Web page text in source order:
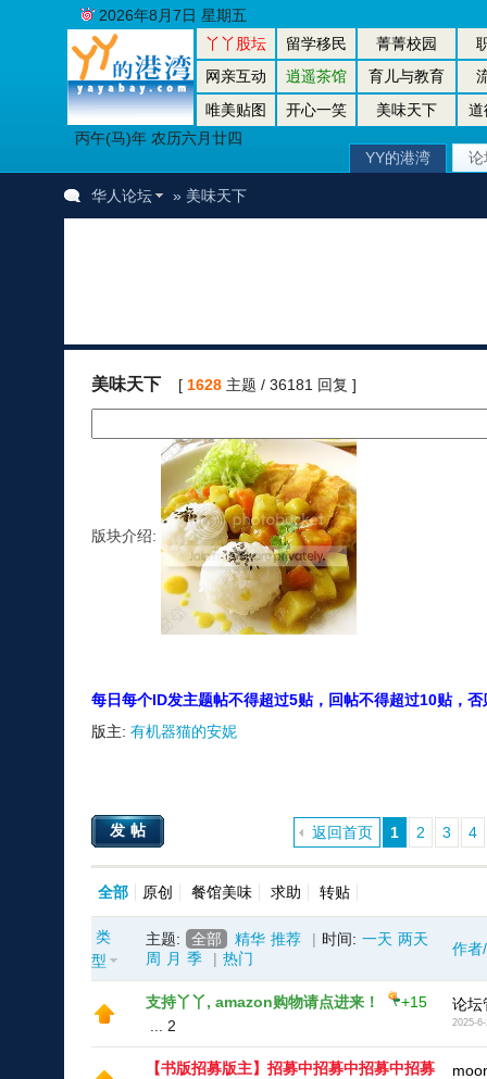
丫丫股坛 留学移民 菁菁校园
网亲互动
逍遥茶馆 育儿与教育
唯美贴图
开心一笑 美味天下
道
丙午(马)年 农历六月廿四
2026年8月7日 星期五
YY的港湾 论
华人论坛 » 美味天下
美味天下 [ 1628主题 / 36181 回复 ]
版块介绍:
每日每个ID发主题帖不得超过5贴，回帖不得超过10贴，
版主: 有机器猫的安妮
1 2 3 4
返回首页
发帖
全部 原创 餐馆美味 求助 转贴
类
型
主题: 全部 精华 推荐 | 时间: 一天 两天
周
月 季 | 热门
作者
支持丫丫, amazon购物请点进来！
+15
2
论坛
2025-6-
【书版招募版主】招募中招募中招募中招募